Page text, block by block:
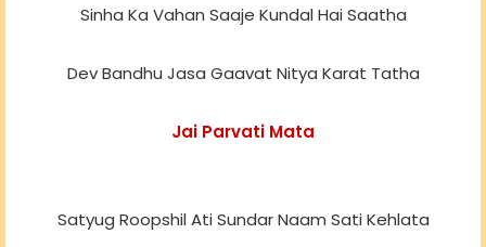
Sinha Ka Vahan Saaje Kundal Hai Saatha
Dev Bandhu Jasa Gaavat Nitya Karat Tatha
Jai Parvati Mata
Satyug Roopshil Ati Sundar Naam Sati Kehlata